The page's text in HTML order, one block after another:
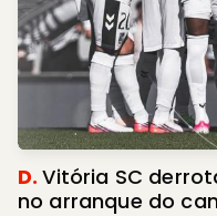
D.Vitória SC
no arranque do